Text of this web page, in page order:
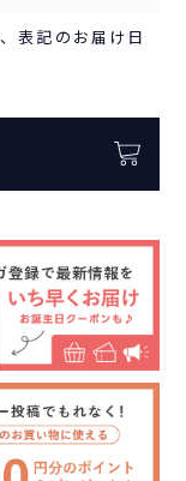
表記のお届け日